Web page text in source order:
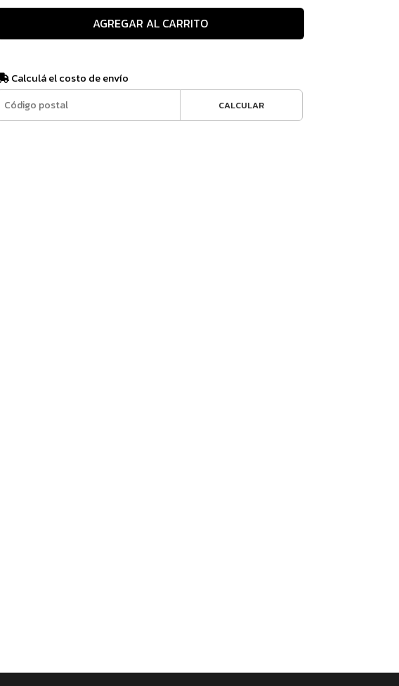
AGREGAR AL CARRITO
Calculá el costo de envío
CALCULAR